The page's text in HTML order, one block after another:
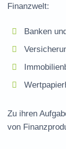
Finanzwelt:
Banken
Zu ihren
von